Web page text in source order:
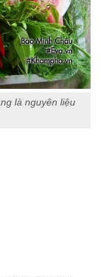
là nguyên liệu